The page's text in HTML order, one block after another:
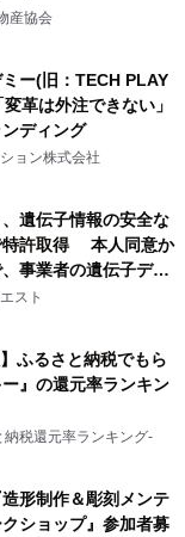
産協会
ー(旧：TECH PLAY
は外注できない」
ディング
ョン株式会社
遺伝子情報の安全な
特許取得 本人同意か
事業者の遺伝子デー
スト
ふるさと納税でもら
』の還元率ランキン
納税還元率ランキング-
形制作＆彫刻メンテ
ショップ』参加者募